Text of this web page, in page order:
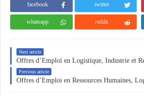
facebook twitter
whatsapp reddit
Next article
Previous article